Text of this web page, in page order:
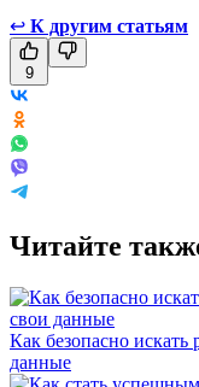
↩ К другим статьям
9
Читайте
Как безопасно искать
данные